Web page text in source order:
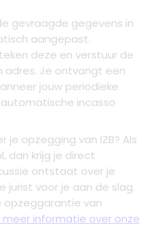
gevraagde gegevens in
aangepast.
deze en verstuur de
Je ontvangt een
jouw periodieke
incasso
je opzegging van IZB? Als
dan krijg je direct
ontstaat over je
jurist voor je aan de slag.
opzeggarantie van
meer informatie over onze